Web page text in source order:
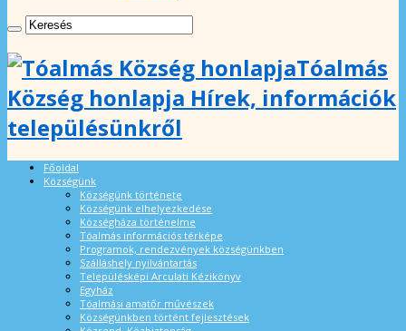
Tóalmás
Község honlapja Hírek, információk
településünkről
Főoldal
Községünk
Községünk története
Községünk elhelyezkedése
Községháza történelme
Tóalmás információs térképe
Programok, rendezvények községünkben
Szálláshely nyilvántartás
Településképi Arculati Kézikönyv
Egyház
Tóalmási amatőr művészek
Községünkben történt fejlesztések